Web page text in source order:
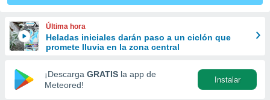
y
forma
digital
basada
Última hora
Heladas iniciales darán paso a un ciclón que
promete lluvia en la zona central
¡Descarga GRATIS la app de
Meteored!
Instalar